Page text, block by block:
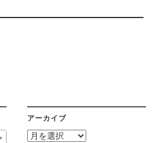
アーカイブ
ア